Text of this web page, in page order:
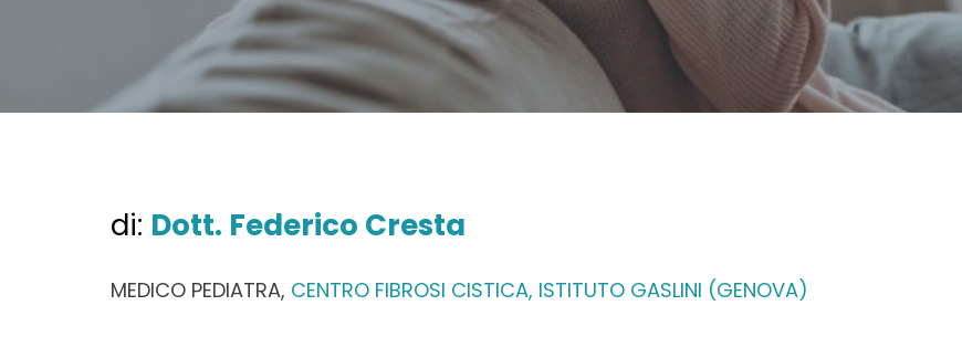
di: Dott. Federico Cresta
MEDICO PEDIATRA, CENTRO FIBROSI CISTICA, ISTITUTO GASLINI (GENOVA)